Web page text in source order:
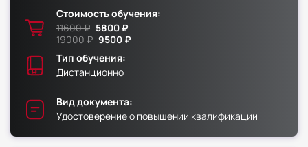
Факультет психологии
Факультет рекламы и связей с общественностью
Факультет социальной работы
Факультет физической культуры и спорта
Стоимость обучения:
11600 ₽ 5800 ₽
19000 ₽ 9500 ₽
Тип обучения:
Дистанционно
Вид документа:
Удостоверение о повышении квалификации